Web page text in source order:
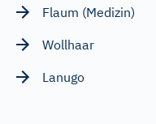
Flaum (Medizin)
Wollhaar
Lanugo